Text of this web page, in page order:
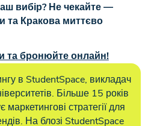
вибір? Не чекайте —
та Кракова миттєво
та бронюйте онлайн!
в StudentSpace, викладач
Більше 15 років
стратегії для
На блозі StudentSpace